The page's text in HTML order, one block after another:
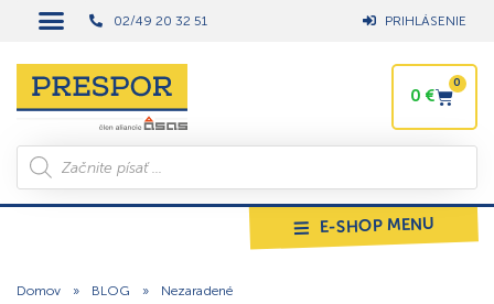
02/49 20 32 51 PRIHLÁSENIE
0 €
0
E-SHOP MENU
Domov » BLOG » Nezaradené